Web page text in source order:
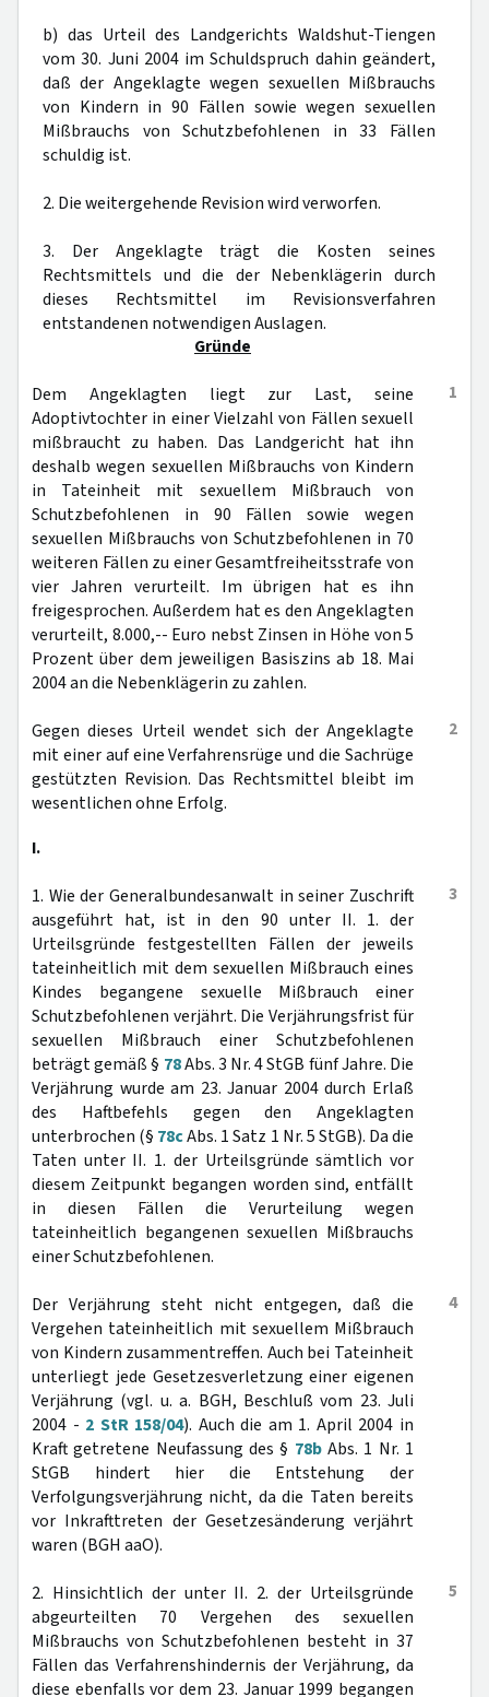
b) das Urteil des Landgerichts Waldshut-Tiengen
vom 30. Juni 2004 im Schuldspruch dahin geändert,
daß der Angeklagte wegen sexuellen Mißbrauchs
von Kindern in 90 Fällen sowie wegen sexuellen
Mißbrauchs von Schutzbefohlenen in 33 Fällen
schuldig ist.
2. Die weitergehende Revision wird verworfen.
3. Der Angeklagte trägt die Kosten seines
Rechtsmittels und die der Nebenklägerin durch
dieses Rechtsmittel im Revisionsverfahren
entstandenen notwendigen Auslagen.
Gründe
1
Dem Angeklagten liegt zur Last, seine
Adoptivtochter in einer Vielzahl von Fällen sexuell
mißbraucht zu haben. Das Landgericht hat ihn
deshalb wegen sexuellen Mißbrauchs von Kindern
in Tateinheit mit sexuellem Mißbrauch von
Schutzbefohlenen in 90 Fällen sowie wegen
sexuellen Mißbrauchs von Schutzbefohlenen in 70
weiteren Fällen zu einer Gesamtfreiheitsstrafe von
vier Jahren verurteilt. Im übrigen hat es ihn
freigesprochen. Außerdem hat es den Angeklagten
verurteilt, 8.000,-- Euro nebst Zinsen in Höhe von 5
Prozent über dem jeweiligen Basiszins ab 18. Mai
2004 an die Nebenklägerin zu zahlen.
2
Gegen dieses Urteil wendet sich der Angeklagte
mit einer auf eine Verfahrensrüge und die Sachrüge
gestützten Revision. Das Rechtsmittel bleibt im
wesentlichen ohne Erfolg.
I.
3
1. Wie der Generalbundesanwalt in seiner Zuschrift
ausgeführt hat, ist in den 90 unter II. 1. der
Urteilsgründe festgestellten Fällen der jeweils
tateinheitlich mit dem sexuellen Mißbrauch eines
Kindes begangene sexuelle Mißbrauch einer
Schutzbefohlenen verjährt. Die Verjährungsfrist für
sexuellen Mißbrauch einer Schutzbefohlenen
beträgt gemäß § 78Abs. 3 Nr. 4 StGB fünf Jahre. Die
Verjährung wurde am 23. Januar 2004 durch Erlaß
des Haftbefehls gegen den Angeklagten
unterbrochen (§ 78cAbs. 1 Satz 1 Nr. 5 StGB). Da die
Taten unter II. 1. der Urteilsgründe sämtlich vor
diesem Zeitpunkt begangen worden sind, entfällt
in diesen Fällen die Verurteilung wegen
tateinheitlich begangenen sexuellen Mißbrauchs
einer Schutzbefohlenen.
4
Der Verjährung steht nicht entgegen, daß die
Vergehen tateinheitlich mit sexuellem Mißbrauch
von Kindern zusammentreffen. Auch bei Tateinheit
unterliegt jede Gesetzesverletzung einer eigenen
Verjährung (vgl. u. a. BGH, Beschluß vom 23. Juli
2004 - 2 StR 158/04). Auch die am 1. April 2004 in
Kraft getretene Neufassung des § 78bAbs. 1 Nr. 1
StGB hindert hier die Entstehung der
Verfolgungsverjährung nicht, da die Taten bereits
vor Inkrafttreten der Gesetzesänderung verjährt
waren (BGH aaO).
5
2. Hinsichtlich der unter II. 2. der Urteilsgründe
abgeurteilten 70 Vergehen des sexuellen
Mißbrauchs von Schutzbefohlenen besteht in 37
Fällen das Verfahrenshindernis der Verjährung, da
diese ebenfalls vor dem 23. Januar 1999 begangen